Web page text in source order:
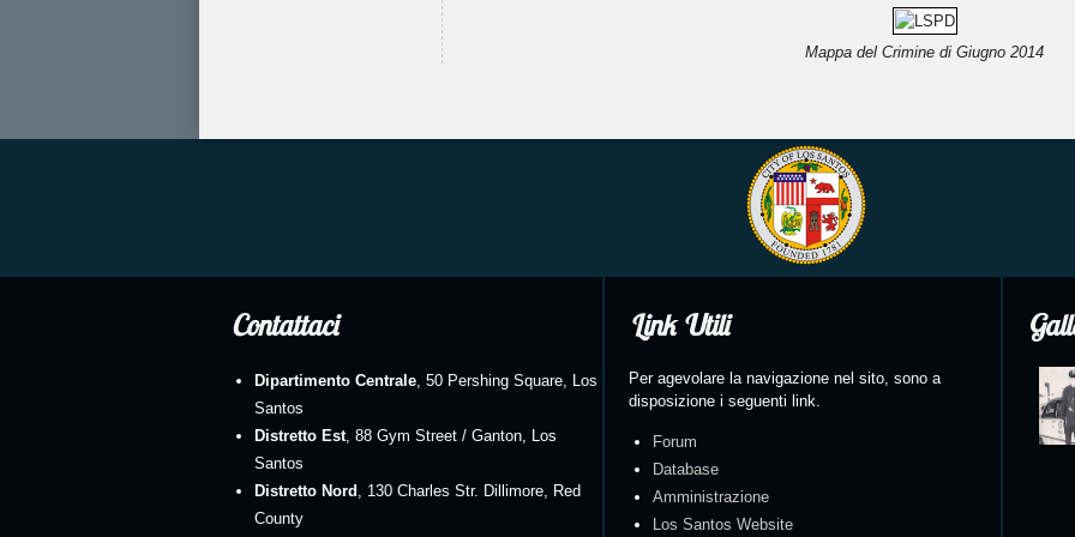
Mappa del Crimine di Giugno 2014
Contattaci
Dipartimento Centrale, 50 Pershing Square, Los
Santos
Distretto Est, 88 Gym Street / Ganton, Los
Santos
Distretto Nord , 130 Charles Str. Dillimore, Red
County
Link Utili
Per agevolare la navigazione nel sito, sono a
disposizione i seguenti link.
Forum
Database
Amministrazione
Los Santos Website